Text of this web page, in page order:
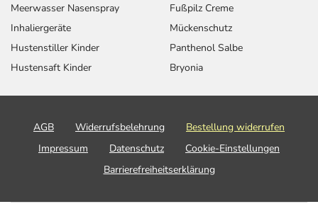
Meerwasser Nasenspray
Inhaliergeräte
Hustenstiller Kinder
Hustensaft Kinder
Fußpilz Creme
Mückenschutz
Panthenol Salbe
Bryonia
AGB Widerrufsbelehrung
Bestellung widerrufen
Impressum
Datenschutz
Cookie-Einstellungen
Barrierefreiheitserklärung